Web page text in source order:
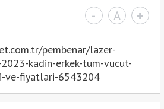
- A +
pembenar/lazer-
kadin-erkek-tum-vucut-
ve-fiyatlari-6543204